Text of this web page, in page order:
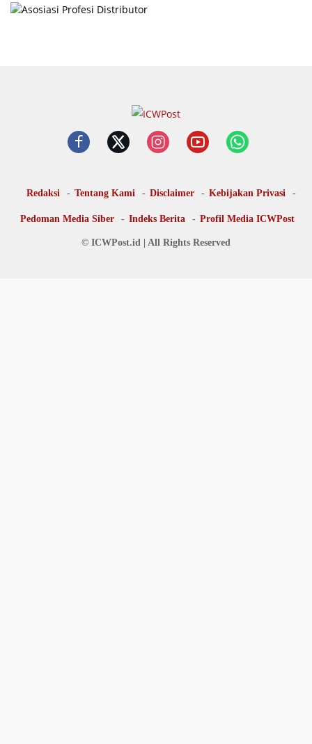
Redaksi Tentang Kami Disclaimer Kebijakan Privasi
Pedoman Media Siber Indeks Berita Profil Media ICWPost
© ICWPost.id | All Rights Reserved